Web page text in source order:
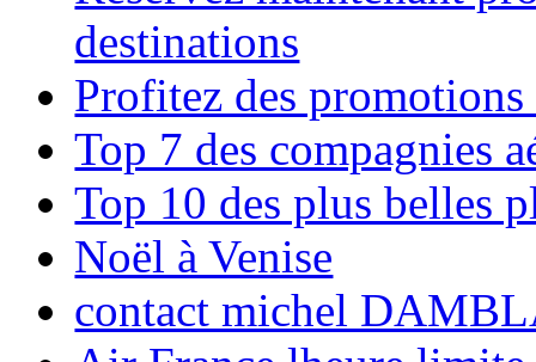
destinations
Profitez des
Top 7 des compagnies
Top 10 des plus belles
Noël à Venise
contact michel